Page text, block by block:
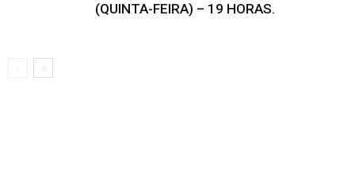
(QUINTA-FEIRA) – 19 HORAS.